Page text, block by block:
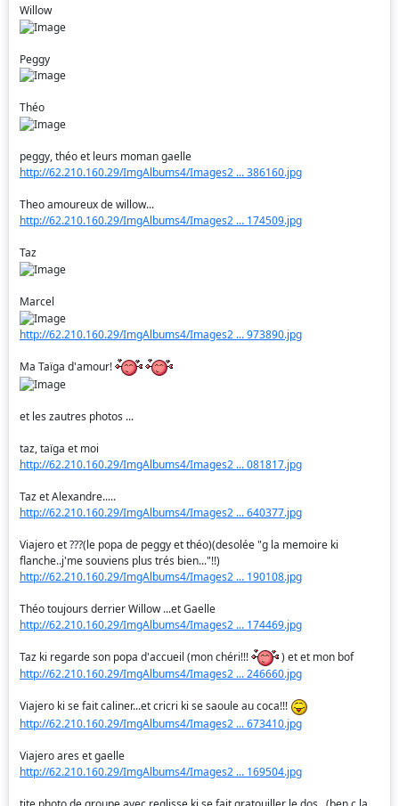
Willow
Peggy
Théo
peggy, théo et leurs moman gaelle
http://62.210.160.29/ImgAlbums4/Images2 ... 386160.jpg
Theo amoureux de willow...
http://62.210.160.29/ImgAlbums4/Images2 ... 174509.jpg
Taz
Marcel
http://62.210.160.29/ImgAlbums4/Images2 ... 973890.jpg
Ma Taïga d'amour!
et les zautres photos ...
taz, taïga et moi
http://62.210.160.29/ImgAlbums4/Images2 ... 081817.jpg
Taz et Alexandre.....
http://62.210.160.29/ImgAlbums4/Images2 ... 640377.jpg
Viajero et ???(le popa de peggy et théo)(desolée "g la memoire ki
flanche..j'me souviens plus trés bien..."!!)
http://62.210.160.29/ImgAlbums4/Images2 ... 190108.jpg
Théo toujours derrier Willow ...et Gaelle
http://62.210.160.29/ImgAlbums4/Images2 ... 174469.jpg
Taz ki regarde son popa d'accueil (mon chéri!!!
) et et mon bof
http://62.210.160.29/ImgAlbums4/Images2 ... 246660.jpg
Viajero ki se fait caliner...et cricri ki se saoule au coca!!!
http://62.210.160.29/ImgAlbums4/Images2 ... 673410.jpg
Viajero ares et gaelle
http://62.210.160.29/ImgAlbums4/Images2 ... 169504.jpg